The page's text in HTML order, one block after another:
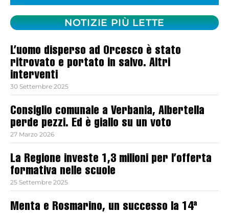
NOTIZIE PIÙ LETTE
L’uomo disperso ad Orcesco è stato
ritrovato e portato in salvo. Altri
interventi
30 Settembre 2025
Consiglio comunale a Verbania, Albertella
perde pezzi. Ed è giallo su un voto
27 Marzo 2026
La Regione investe 1,3 milioni per l’offerta
formativa nelle scuole
25 Settembre 2025
Menta e Rosmarino, un successo la 14ª